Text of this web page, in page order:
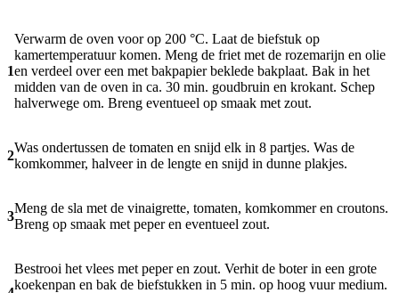
1
Verwarm de oven voor op 200 °C. Laat de biefstuk op
kamertemperatuur komen. Meng de friet met de rozemarijn en olie
en verdeel over een met bakpapier beklede bakplaat. Bak in het
midden van de oven in ca. 30 min. goudbruin en krokant. Schep
halverwege om. Breng eventueel op smaak met zout.
2
Was ondertussen de tomaten en snijd elk in 8 partjes. Was de
komkommer, halveer in de lengte en snijd in dunne plakjes.
3
Meng de sla met de vinaigrette, tomaten, komkommer en croutons.
Breng op smaak met peper en eventueel zout.
Bestrooi het vlees met peper en zout. Verhit de boter in een grote
koekenpan en bak de biefstukken in 5 min. op hoog vuur medium.